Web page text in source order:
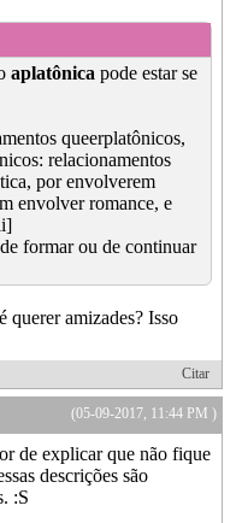
aplatônica pode estar se
queerplatônicos,
relacionamentos
por envolverem
envolver romance, e
formar ou de continuar
querer amizades? Isso
Citar
(05-09-2017, 11:44 PM )
de explicar que não fique
descrições são
:S